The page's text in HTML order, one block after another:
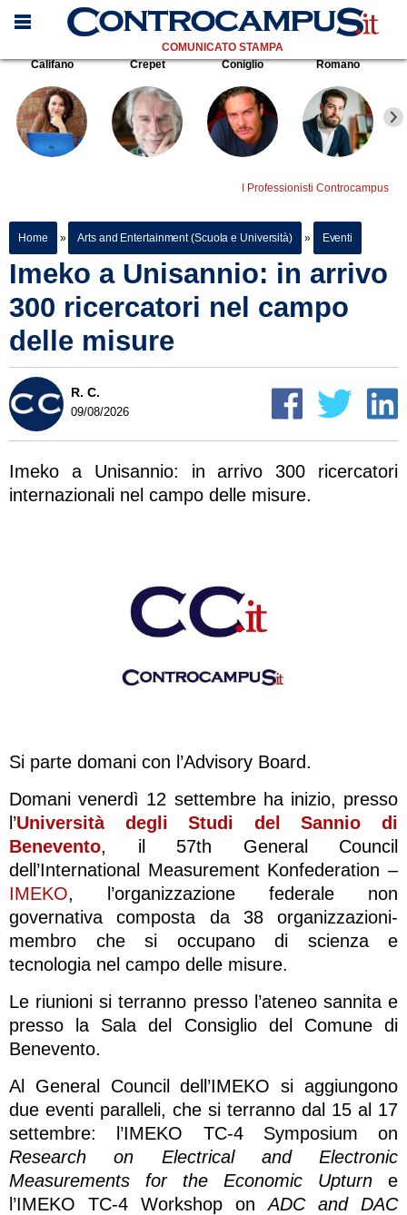
COMUNICATO STAMPA
Califano
Crepet Coniglio Romano
I Professionisti Controcampus
Home » Arts and Entertainment (Scuola e Università) » Eventi
Imeko a Unisannio: in arrivo
300 ricercatori nel campo
delle misure
R. C.
09/08/2026
Imeko a Unisannio: in arrivo 300 ricercatori
internazionali nel campo delle misure.
Si parte domani con l’Advisory Board.
Domani venerdì 12 settembre ha inizio, presso
l’Università degli Studi del Sannio di
Benevento, il 57th General Council
dell’International Measurement Konfederation –
IMEKO, l’organizzazione federale non
governativa composta da 38 organizzazioni-
membro che si occupano di scienza e
tecnologia nel campo delle misure.
Le riunioni si terranno presso l’ateneo sannita e
presso la Sala del Consiglio del Comune di
Benevento.
Al General Council dell’IMEKO si aggiungono
due eventi paralleli, che si terranno dal 15 al 17
settembre: l’IMEKO TC-4 Symposium on
Research on Electrical and Electronic
Measurements for the Economic Upturn e
l’IMEKO TC-4 Workshop onADC and DAC